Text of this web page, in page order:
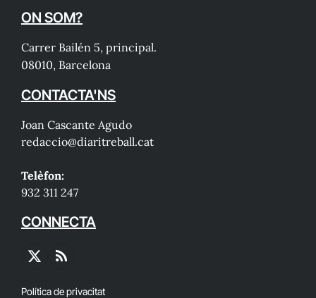
ON SOM?
Carrer Bailén 5, principal.
08010, Barcelona
CONTACTA'NS
Joan Cascante Agudo
redaccio@diaritreball.cat
Telèfon:
932 311 247
CONNECTA
X
RSS
Política de privacitat